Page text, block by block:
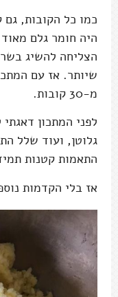
כמו כל הקובות,
היה חומר גלם
הצליחה להשיג
מ-30 קובות.
לפני המתכון
גלוטן, ועוד שלל
התאמות קטנות
אז בלי הקדמות